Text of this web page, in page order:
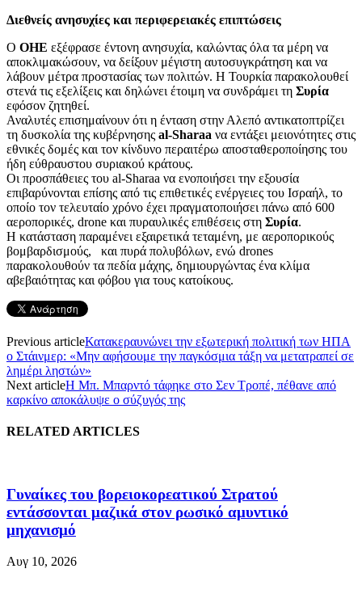
Διεθνείς ανησυχίες και περιφερειακές επιπτώσεις
Ο ΟΗΕ εξέφρασε έντονη ανησυχία, καλώντας όλα τα μέρη να
αποκλιμακώσουν, να δείξουν μέγιστη αυτοσυγκράτηση και να
λάβουν μέτρα προστασίας των πολιτών. Η Τουρκία παρακολουθεί
στενά τις εξελίξεις και δηλώνει έτοιμη να συνδράμει τη Συρία
εφόσον ζητηθεί.
Αναλυτές επισημαίνουν ότι η ένταση στην Αλεπό αντικατοπτρίζει
τη δυσκολία της κυβέρνησης al-Sharaa να εντάξει μειονότητες στις
εθνικές δομές και τον κίνδυνο περαιτέρω αποσταθεροποίησης του
ήδη εύθραυστου συριακού κράτους.
Οι προσπάθειες του al-Sharaa να ενοποιήσει την εξουσία
επιβαρύνονται επίσης από τις επιθετικές ενέργειες του Ισραήλ, το
οποίο τον τελευταίο χρόνο έχει πραγματοποιήσει πάνω από 600
αεροπορικές, drone και πυραυλικές επιθέσεις στη Συρία.
Η κατάσταση παραμένει εξαιρετικά τεταμένη, με αεροπορικούς
βομβαρδισμούς, και πυρά πολυβόλων, ενώ drones
παρακολουθούν τα πεδία μάχης, δημιουργώντας ένα κλίμα
αβεβαιότητας και φόβου για τους κατοίκους.
Previous articleΚατακεραυνώνει την εξωτερική πολιτική των ΗΠΑ
ο Στάινμερ: «Μην αφήσουμε την παγκόσμια τάξη να μετατραπεί σε
λημέρι ληστών»
Next articleΗ Μπ. Μπαρντό τάφηκε στο Σεν Τροπέ, πέθανε από
καρκίνο αποκάλυψε ο σύζυγός της
RELATED ARTICLES
Γυναίκες του βορειοκορεατικού Στρατού
εντάσσονται μαζικά στον ρωσικό αμυντικό
μηχανισμό
Αυγ 10, 2026